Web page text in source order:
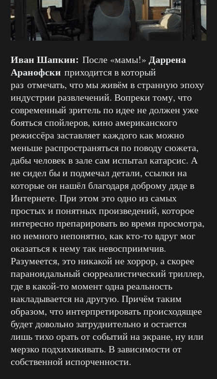
Иван Шапкин: После «мамы!» Даррена
Аранофски приходится в который
раз отмечать, что мы живём в странную эпоху
индустрии развлечений. Вопреки тому, что
современный зритель по идее не должен уже
бояться спойлеров, кино американского
режиссёра заставляет каждого как можно
меньше распространяться по поводу сюжета,
дабы человек в зале сам испытал катарсис. А
не сидел бы и подмечал детали, ссылки на
которые он нашёл благодаря доброму дяде в
Интернете. При этом это одно из самых
простых и понятных произведений, которое
интересно препарировать во время просмотра,
но немного непонятно, как кто-то вдруг мог
оказаться к нему так невосприимчив.
Разумеется, это никакой не хоррор, а скорее
параноидальный сюрреалистический триллер,
где в какой-то момент одна реальность
накладывается на другую. Причём таким
образом, что интерпретировать происходящее
будет довольно затруднительно и остается
лишь тихо орать от событий на экране, ну или
мерзко подхихикивать. В зависимости от
собственной испорченности.